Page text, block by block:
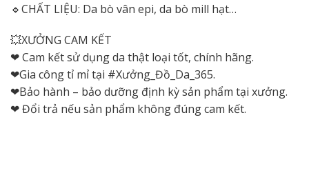
🔹️CHẤT LIỆU: Da bò vân epi, da bò mill hạt…
💥XƯỞNG CAM KẾT
❤ Cam kết sử dụng da thật loại tốt, chính hãng.
❤Gia công tỉ mỉ tại #Xưởng_Đồ_Da_365.
❤Bảo hành – bảo dưỡng định kỳ sản phẩm tại xưởng.
❤ Đổi trả nếu sản phẩm không đúng cam kết.